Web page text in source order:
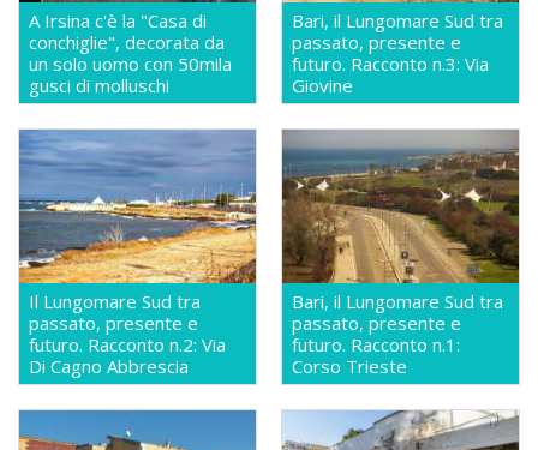
A Irsina c'è la "Casa di
conchiglie", decorata da
un solo uomo con 50mila
gusci di molluschi
Bari, il Lungomare Sud tra
passato, presente e
futuro. Racconto n.3: Via
Giovine
Il Lungomare Sud tra
passato, presente e
futuro. Racconto n.2: Via
Di Cagno Abbrescia
Bari, il Lungomare Sud tra
passato, presente e
futuro. Racconto n.1:
Corso Trieste